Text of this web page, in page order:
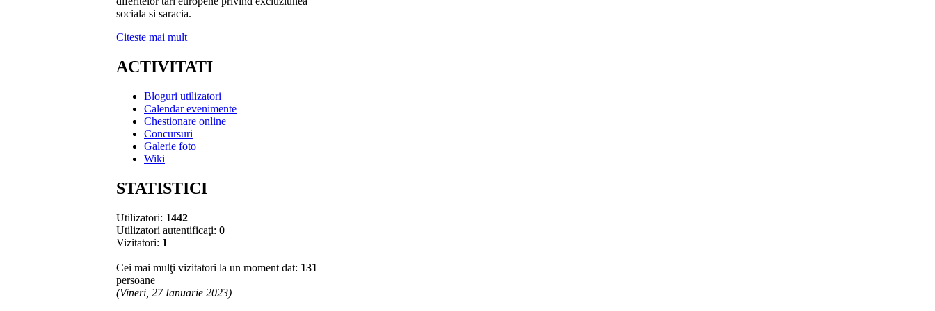
sociala si saracia.
Citeste mai mult
ACTIVITATI
Bloguri utilizatori
Calendar evenimente
Chestionare online
Concursuri
Galerie foto
Wiki
STATISTICI
Utilizatori: 1442
Utilizatori autentificaţi: 0
Vizitatori: 1
Cei mai mulţi vizitatori la un moment dat: 131
persoane
(Vineri, 27 Ianuarie 2023)